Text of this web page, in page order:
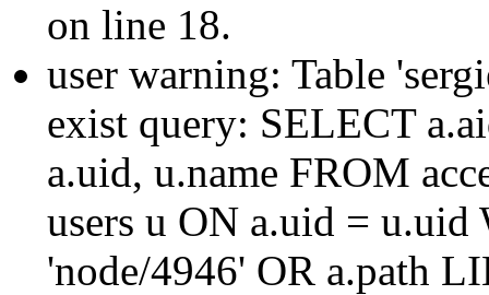
on line 18.
user warning: Table
exist query: SELECT
a.uid, u.name FROM
users u ON a.uid = u.uid
'node/4946' OR a.path